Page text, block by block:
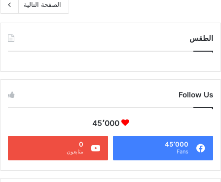
الصفحة التالية
الطقس
Follow Us
45٬000
45٬000
Fans
0
متابعون